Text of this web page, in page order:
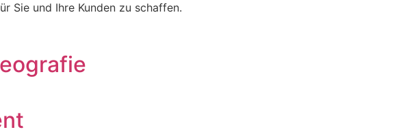
Sie und Ihre Kunden zu schaffen.